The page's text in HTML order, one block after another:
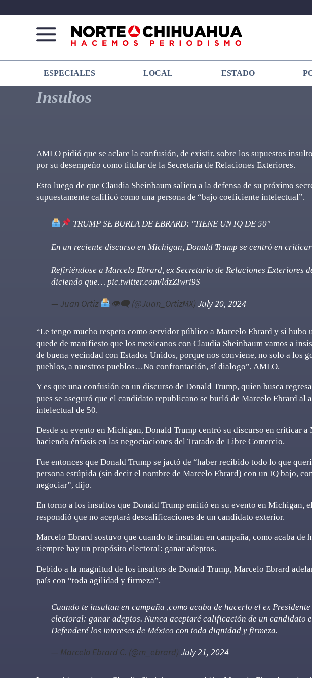
Norte
De
Chihuahua
Más
que
noticias,
hacemos periodismo
ESPECIALES LOCAL ESTADO
Insultos
AMLO pidió que se aclare la confusión, de existir, sobre los supuestos
por su desempeño como titular de la Secretaría de Relaciones Exteriores.
Esto luego de que Claudia Sheinbaum saliera a la defensa de su próximo
supuestamente calificó como una persona de “bajo coeficiente intelectual”.
TRUMP SE BURLA DE EBRARD: "TIENE UN IQ DE 50"
En un reciente discurso en Michigan, Donald Trump se centró en
Refiriéndose a Marcelo Ebrard, ex Secretario de Relaciones Exteriores
diciendo que… pic.twitter.com/ldzZIwri9S
— Juan Ortiz 👁‍🗨 (@Juan_OrtizMX) July 20, 2024
“Le tengo mucho respeto como servidor público a Marcelo Ebrard y si hubo
quede de manifiesto que los mexicanos con Claudia Sheinbaum vamos a
de buena vecindad con Estados Unidos, porque nos conviene, no solo a los
pueblos, a nuestros pueblos…No confrontación, sí dialogo”, AMLO.
Y es que una confusión en un discurso de Donald Trump, quien busca
pues se aseguró que el candidato republicano se burló de Marcelo Ebrard al
intelectual de 50.
Desde su evento en Michigan, Donald Trump centró su discurso en criticar
haciendo énfasis en las negociaciones del Tratado de Libre Comercio.
Fue entonces que Donald Trump se jactó de “haber recibido todo lo que
persona estúpida (sin decir el nombre de Marcelo Ebrard) con un IQ bajo,
negociar”, dijo.
En torno a los insultos que Donald Trump emitió en su evento en Michigan,
respondió que no aceptará descalificaciones de un candidato exterior.
Marcelo Ebrard sostuvo que cuando te insultan en campaña, como acaba de
siempre hay un propósito electoral: ganar adeptos.
Debido a la magnitud de los insultos de Donald Trump, Marcelo Ebrard
país con “toda agilidad y firmeza”.
Cuando te insultan en campaña ,como acaba de hacerlo el ex
electoral: ganar adeptos. Nunca aceptaré calificación de un candidato
Defenderé los intereses de México con toda dignidad y firmeza.
— Marcelo Ebrard C. (@m_ebrard) July 21, 2024